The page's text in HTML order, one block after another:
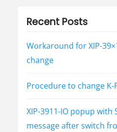
Recent Posts
Workaround for XIP-
change
Procedure to change K-
XIP-3911-IO popup
message after switch